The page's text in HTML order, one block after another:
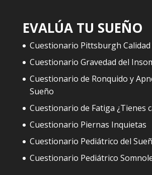
EVALÚA TU SUEÑO
Cuestionario Pittsburgh Calidad
Cuestionario Gravedad del
Cuestionario de Ronquido y
Sueño
Cuestionario de Fatiga ¿Tienes
Cuestionario Piernas Inquietas
Cuestionario Pediátrico del
Cuestionario Pediátrico